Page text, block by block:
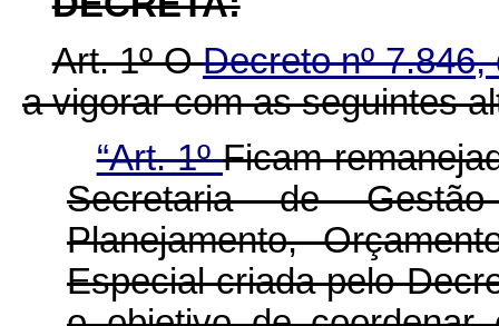
Art. 1º ODecreto nº
a vigorar com as seguintes
“Art. 1ºFicam
Secretaria de
Planejamento,
Especial criada pelo